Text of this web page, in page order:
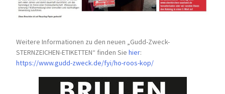
Weitere Informationen zu den neuen „Gudd-Zweck-
STERNZEICHEN-ETIKETTEN“ finden Siehier:
https://www.gudd-zweck.de/fyi/ho-roos-kop/